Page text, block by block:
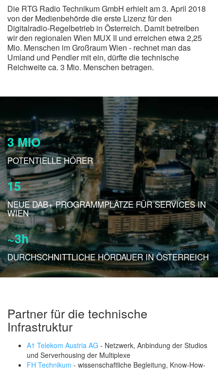
Die RTG Radio Technikum GmbH erhielt am 3. April 2018
von der Medienbehörde die erste Lizenz für den
Digitalradio-Regelbetrieb in Österreich. Damit betreiben
wir den regionalen Wien MUX II und erreichen etwa 2,25
Mio. Menschen im Großraum Wien - rechnet man das
Umland und Pendler mit ein, dürfte die technische
Reichweite ca. 3 Mio. Menschen betragen.
3 MIO
POTENTIELLE HÖRER
15
NEUE DAB+ PROGRAMMPLÄTZE FÜR SERVICES IN
WIEN
~3h
DURCHSCHNITTLICHE HÖRDAUER IN ÖSTERREICH
Partner für die technische
Infrastruktur
A1 Telekom Austria AG - Netzwerk, Anbindung der Studios
und Serverhousing der Multiplexe
FH Technikum - wissenschaftliche Begleitung, Know-How-